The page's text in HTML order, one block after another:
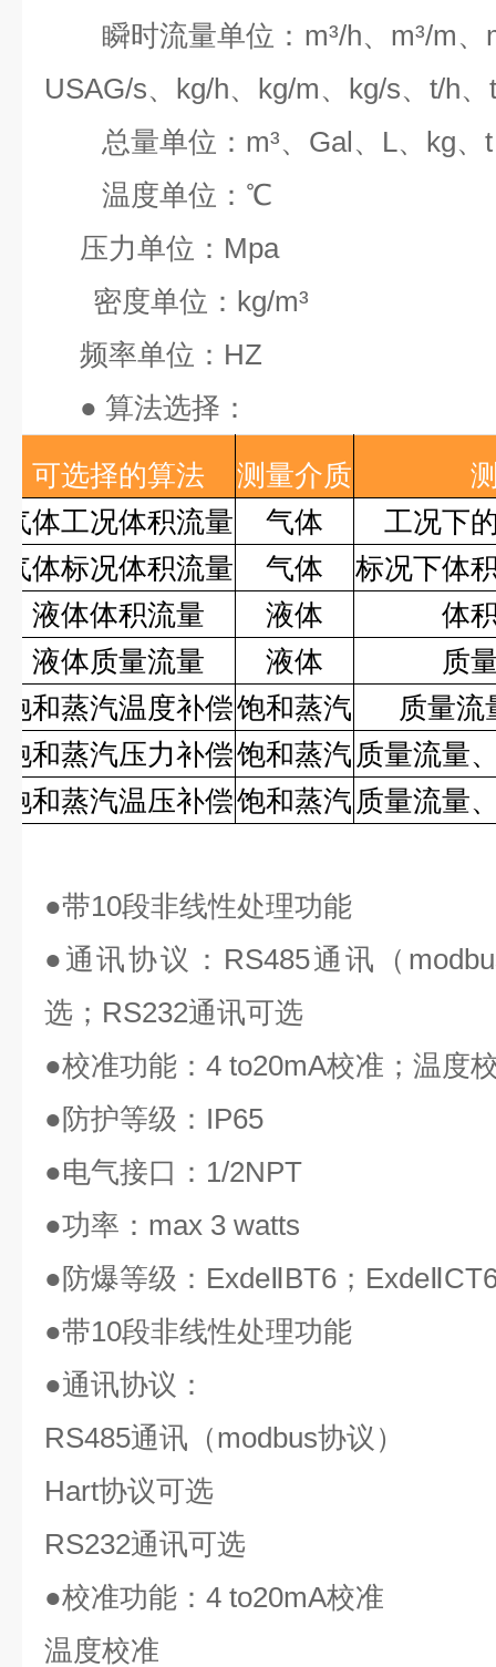
瞬时流量单位： m³/h、 m³/m、
USAG/s、 kg/h、 kg/m、 kg/s、 t/h、
总量单位： m³、 Gal、 L、 kg、 t
温度单位： ℃
压力单位： Mpa
密度单位： kg/m³
频率单位： HZ
● 算法选择：
可选择的算法 测量介质
气体工况体积流量
气体
工况下
气体标况体积流量
气体
标况下体
液体体积流量
液体
体
液体质量流量
液体
质
饱和蒸汽温度补偿饱和蒸汽
质量流
饱和蒸汽压力补偿饱和蒸汽 质量流量
饱和蒸汽温压补偿饱和蒸汽 质量流量
●带10段非线性处理功能
● 通讯协议： RS485通讯（
选； RS232通讯可选
●校准功能： 4 to20mA校准；温度
●防护等级： IP65
●电气接口： 1/2NPT
●功率： max 3 watts
●防爆等级： ExdeⅡBT6 ；
●带10段非线性处理功能
●通讯协议：
RS485通讯（modbus协议）
Hart协议可选
RS232通讯可选
●校准功能： 4 to20mA校准
温度校准